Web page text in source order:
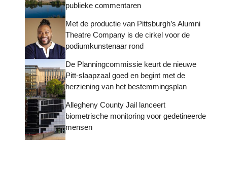
publieke commentaren
Met de productie van Pittsburgh’s Alumni
Theatre Company is de cirkel voor de
podiumkunstenaar rond
De Planningcommissie keurt de nieuwe
Pitt-slaapzaal goed en begint met de
herziening van het bestemmingsplan
Allegheny County Jail lanceert
biometrische monitoring voor gedetineerde
mensen